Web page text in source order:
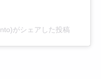
がシェアした投稿